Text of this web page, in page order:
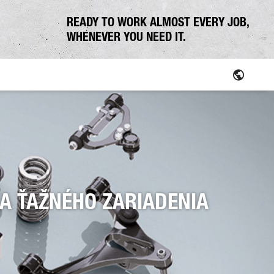
READY TO WORK ALMOST EVERY JOB,
WHENEVER YOU NEED IT.
ŤAŽNÉHO ZARIADENIA